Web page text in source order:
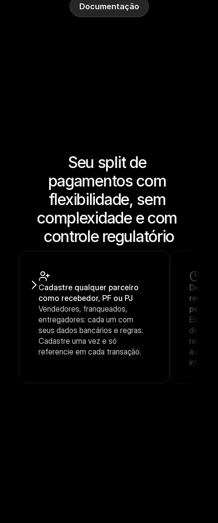
Documentação
Seu split de
pagamentos com
flexibilidade, sem
complexidade e com
controle regulatório
Cadastre qualquer parceiro
como recebedor, PF ou PJ
Vendedores, franqueados,
entregadores: cada um com
seus dados bancários e regras.
Cadastre uma vez e só
referencie em cada transação.
Defina
direto
recebe